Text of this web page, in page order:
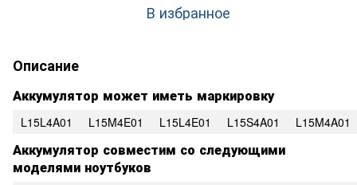
В избранное
Описание
Аккумулятор может иметь маркировку
L15L4A01 L15M4E01 L15L4E01 L15S4A01 L15M4A01
Аккумулятор совместим со следующими
моделями ноутбуков